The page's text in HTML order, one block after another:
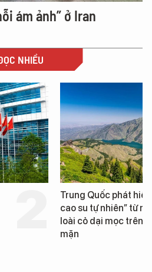
ám ảnh” ở Iran
NHIỀU
Loạt dự án bất động
Đà Nẵng sắp bị kiểm